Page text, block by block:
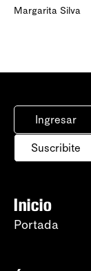
Margarita Silva
Ingresar
Suscribite
Inicio
Portada